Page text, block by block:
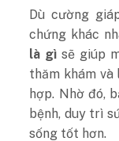
Dù cường
chứng khác
là gì sẽ giúp
thăm khám
hợp. Nhờ đó,
bệnh, duy trì
sống tốt hơn.